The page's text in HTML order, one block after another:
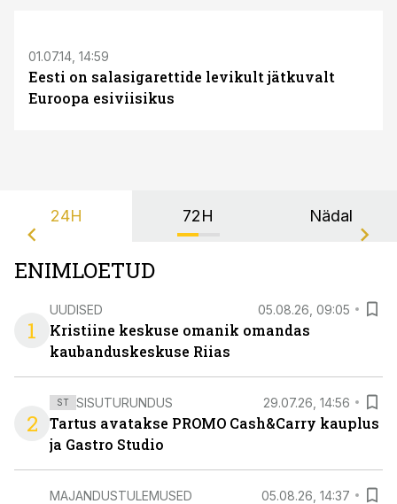
01.07.14, 14:59
Eesti on salasigarettide levikult jätkuvalt
Euroopa esiviisikus
24H 72H Nädal
ENIMLOETUD
1
UUDISED 05.08.26, 09:05
Kristiine keskuse omanik omandas
kaubanduskeskuse Riias
2
ST SISUTURUNDUS 29.07.26, 14:56
Tartus avatakse PROMO Cash&Carry kauplus
ja Gastro Studio
MAJANDUSTULEMUSED 05.08.26, 14:37